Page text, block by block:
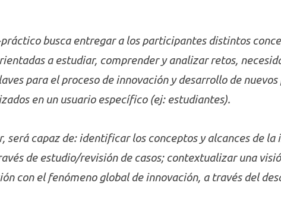
busca entregar a los participantes distintos
a estudiar, comprender y analizar retos,
para el proceso de innovación y desarrollo de
en un usuario específico (ej: estudiantes).
capaz de: identificar los conceptos y alcances de la
de estudio/revisión de casos; contextualizar una
con el fenómeno global de innovación, a través del